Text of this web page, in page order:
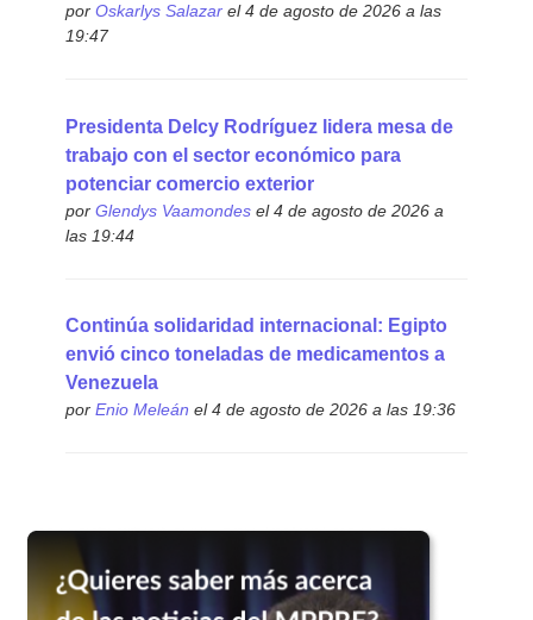
por Oskarlys Salazarel 4 de agosto de 2026 a las
19:47
Presidenta Delcy Rodríguez lidera mesa de
trabajo con el sector económico para
potenciar comercio exterior
por Glendys Vaamondesel 4 de agosto de 2026 a
las 19:44
Continúa solidaridad internacional: Egipto
envió cinco toneladas de medicamentos a
Venezuela
por Enio Meleán el 4 de agosto de 2026 a las 19:36